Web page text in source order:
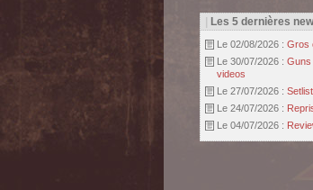
Les 5 dernières
Le 02/08/2026 : Gros
Le 30/07/2026 : Guns
videos
Le 27/07/2026 :
Le 24/07/2026 :
Le 04/07/2026 :